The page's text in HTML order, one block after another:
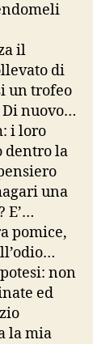
il
di
un trofeo
nuovo…
i loro
dentro la
una
E’…
pomice,
non
ed
la mia